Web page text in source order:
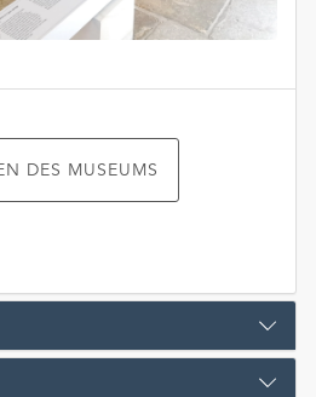
DES MUSEUMS